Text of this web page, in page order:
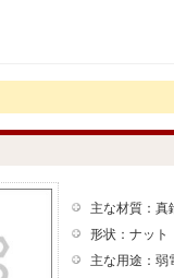
主な材質：真
形状：ナット
主な用途：弱